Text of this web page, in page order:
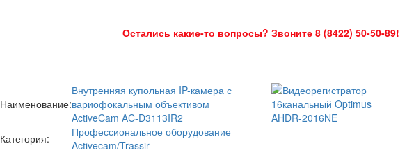
Остались какие-то вопросы? Звоните 8 (8422) 50-50-89!
Наименование:
Внутренняя купольная IP-камера с
вариофокальным объективом
ActiveCam AC-D3113IR2
Категория:
Профессиональное оборудование
Activecam/Trassir